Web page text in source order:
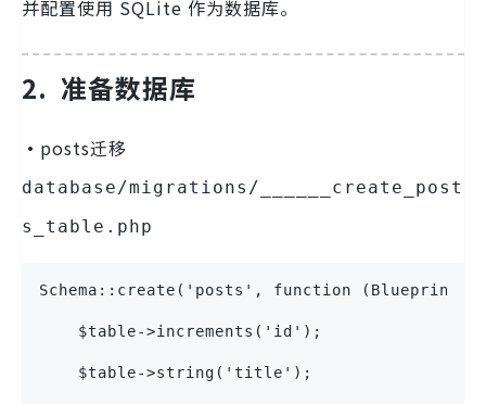
并配置使用 SQLite 作为数据库。
2. 准备数据库
· posts迁移
database/migrations/______create_post
s_table.php
Schema::create('posts', function (Blueprint
    $table->increments('id');
    $table->string('title');